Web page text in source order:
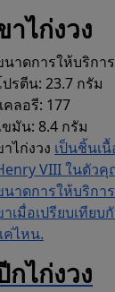
าไก่งวง
นาดการให้บริกา
รตีน: 23.7 กรัม
คลอรี: 177
มัน: 8.4 กรัม
าไก่งวง เป็นชิ้นเ
VIII ในตัว
นาดการให้บริกา
าเมื่อเปรียบเทีย
ค่ไหน.
กไก่งวง